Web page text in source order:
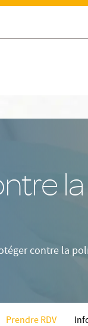
contre la
Prendre RDV